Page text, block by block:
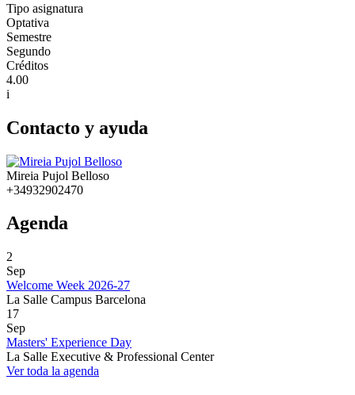
Tipo asignatura
Optativa
Semestre
Segundo
Créditos
4.00
i
Contacto y ayuda
Mireia Pujol Belloso
+34932902470
Agenda
2
Sep
Welcome Week 2026-27
La Salle Campus Barcelona
17
Sep
Masters' Experience Day
La Salle Executive & Professional Center
Ver toda la agenda